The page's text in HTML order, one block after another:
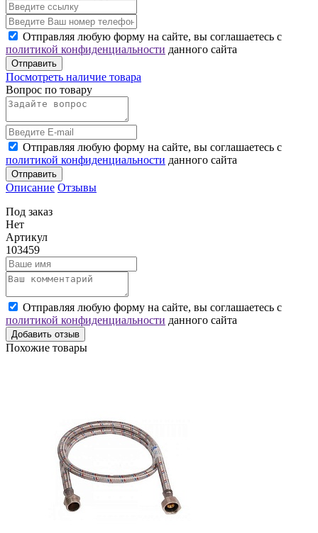
Отправляя любую форму на сайте, вы соглашаетесь с
политикой конфиденциальности данного сайта
Отправить
Посмотреть наличие товара
Вопрос по товару
Отправляя любую форму на сайте, вы соглашаетесь с
политикой конфиденциальности данного сайта
Отправить
Описание Отзывы
Под заказ
Нет
Артикул
103459
Отправляя любую форму на сайте, вы соглашаетесь с
политикой конфиденциальности данного сайта
Добавить отзыв
Похожие товары